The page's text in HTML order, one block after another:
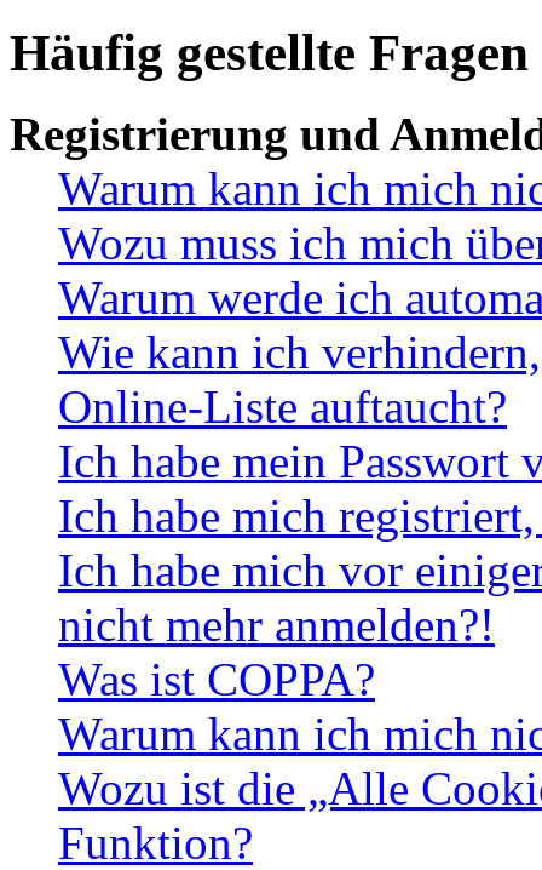
Häufig gestellte Fragen
Registrierung und
Warum kann ich mich
Wozu muss ich mich
Warum werde ich
Wie kann ich
Online-Liste auftaucht?
Ich habe mein Passwort
Ich habe mich
Ich habe mich vor
nicht mehr anmelden?!
Was ist COPPA?
Warum kann ich mich
Wozu ist die „Alle
Funktion?